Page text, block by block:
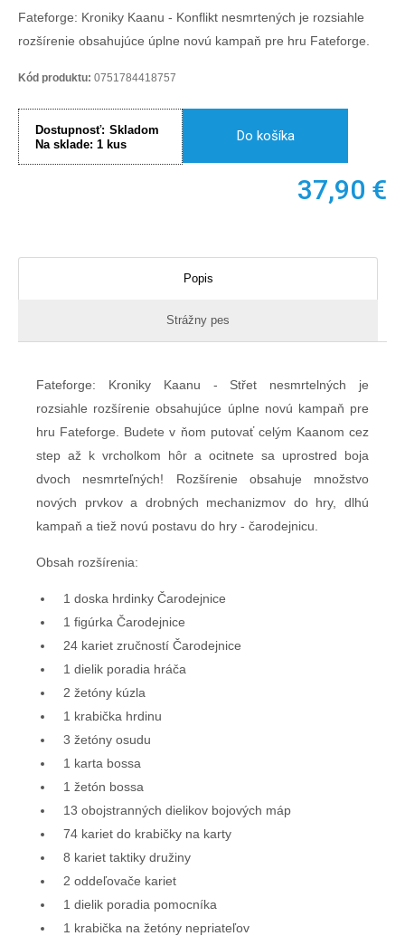
Fateforge: Kroniky Kaanu - Konflikt nesmrtených je rozsiahle
rozšírenie obsahujúce úplne novú kampaň pre hru Fateforge.
Kód produktu: 0751784418757
Dostupnosť: Skladom
Na sklade: 1 kus
Do košíka
37,90 €
Popis
Strážny pes
Fateforge: Kroniky Kaanu - Střet nesmrtelných je
rozsiahle rozšírenie obsahujúce úplne novú kampaň pre
hru Fateforge. Budete v ňom putovať celým Kaanom cez
step až k vrcholkom hôr a ocitnete sa uprostred boja
dvoch nesmrteľných! Rozšírenie obsahuje množstvo
nových prvkov a drobných mechanizmov do hry, dlhú
kampaň a tiež novú postavu do hry - čarodejnicu.
Obsah rozšírenia:
1 doska hrdinky Čarodejnice
1 figúrka Čarodejnice
24 kariet zručností Čarodejnice
1 dielik poradia hráča
2 žetóny kúzla
1 krabička hrdinu
3 žetóny osudu
1 karta bossa
1 žetón bossa
13 obojstranných dielikov bojových máp
74 kariet do krabičky na karty
8 kariet taktiky družiny
2 oddeľovače kariet
1 dielik poradia pomocníka
1 krabička na žetóny nepriateľov